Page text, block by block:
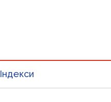
Індекси